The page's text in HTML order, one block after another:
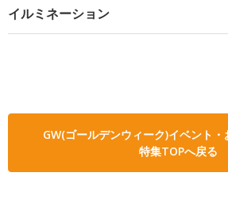
イルミネーション
GW(ゴールデンウィーク)イベント
特集TOPへ戻る